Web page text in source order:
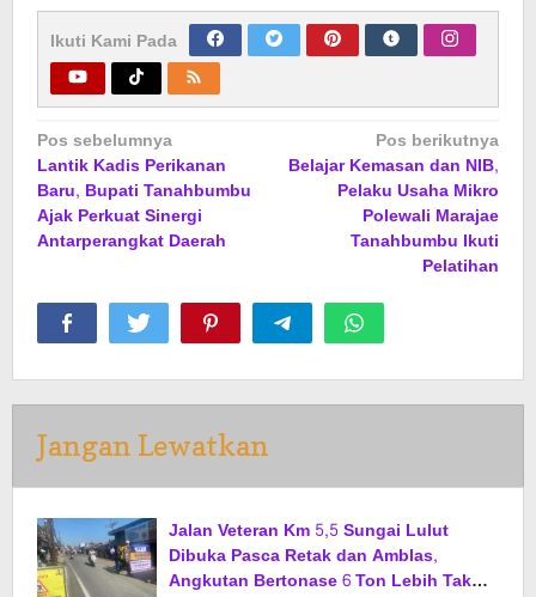
Ikuti Kami Pada
Navigasi
pos
Pos sebelumnya
Lantik Kadis Perikanan
Baru, Bupati Tanahbumbu
Ajak Perkuat Sinergi
Antarperangkat Daerah
Pos berikutnya
Belajar Kemasan dan NIB,
Pelaku Usaha Mikro
Polewali Marajae
Tanahbumbu Ikuti
Pelatihan
Jangan Lewatkan
Jalan Veteran Km 5,5 Sungai Lulut
Dibuka Pasca Retak dan Amblas,
Angkutan Bertonase 6 Ton Lebih Tak